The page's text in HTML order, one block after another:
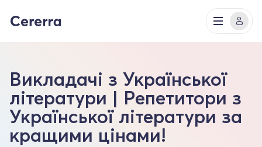
Викладачі з Української
літератури | Репетитори з
Української літератури за
кращими цінами!